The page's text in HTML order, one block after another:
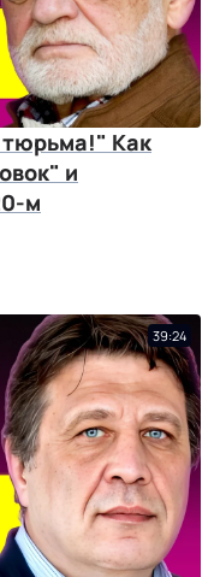
тюрьма!" Как
и
м
39:24